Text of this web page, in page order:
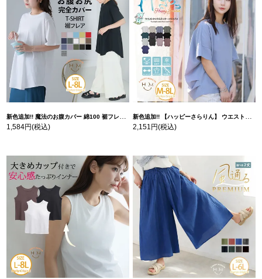
新色追加!! 魔法のお腹カバー 綿100 裾フレア Tシャツ | 大きいサイズの通販ならハッピーマリリン
1,584円(税込)
新色追加!! 【ハッピーさらりん】 ウエストタック入り スッキリ魅せ コクーントップス | 大きいサイズの通販ならハッピーマリリン
2,151円(税込)